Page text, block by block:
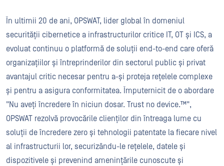
În ultimii 20 de ani, OPSWAT, lider global în domeniul
securității cibernetice a infrastructurilor critice IT, OT și ICS, a
evoluat continuu o platformă de soluții end-to-end care oferă
organizațiilor și întreprinderilor din sectorul public și privat
avantajul critic necesar pentru a-și proteja rețelele complexe
și pentru a asigura conformitatea. Împuternicit de o abordare
"Nu aveți încredere în niciun dosar. Trust no device.™",
OPSWAT rezolvă provocările clienților din întreaga lume cu
soluții de încredere zero și tehnologii patentate la fiecare nivel
al infrastructurii lor, securizându-le rețelele, datele și
dispozitivele și prevenind amenințările cunoscute și